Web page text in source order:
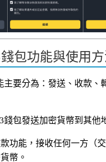
包功能與使用
主要分為：發送、收款、
錢包發送加密貨幣到其他
功能，接收任何一方（
幣。